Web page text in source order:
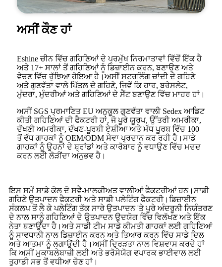
ਅਸੀਂ ਕੌਣ ਹਾਂ
Eshine ਚੀਨ ਵਿੱਚ ਗਹਿਣਿਆਂ ਦੇ ਪ੍ਰਮੁੱਖ ਨਿਰਮਾਤਾਵਾਂ ਵਿੱਚੋਂ ਇੱਕ ਹੈ
ਅਤੇ 17+ ਸਾਲਾਂ ਤੋਂ ਗਹਿਣਿਆਂ ਨੂੰ ਡਿਜ਼ਾਈਨ ਕਰਨ, ਬਣਾਉਣ ਅਤੇ
ਵੇਚਣ ਵਿੱਚ ਰੁੱਝਿਆ ਹੋਇਆ ਹੈ।ਅਸੀਂ ਸਟਰਲਿੰਗ ਚਾਂਦੀ ਦੇ ਗਹਿਣੇ
ਅਤੇ ਗੁਣਵੱਤਾ ਵਾਲੇ ਪਿੱਤਲ ਦੇ ਗਹਿਣੇ, ਜਿਵੇਂ ਕਿ ਹਾਰ, ਬਰੇਸਲੇਟ,
ਮੁੰਦਰਾ, ਮੁੰਦਰੀਆਂ ਅਤੇ ਗਹਿਣਿਆਂ ਦੇ ਸੈੱਟ ਬਣਾਉਣ ਵਿੱਚ ਮਾਹਰ ਹਾਂ।
ਅਸੀਂ SGS ਪ੍ਰਮਾਣਿਤ EU ਅਨੁਕੂਲ ਗੁਣਵੱਤਾ ਵਾਲੀ Sedex ਆਡਿਟ
ਕੀਤੀ ਗਹਿਣਿਆਂ ਦੀ ਫੈਕਟਰੀ ਹਾਂ, ਜੋ ਪੂਰੇ ਯੂਰਪ, ਉੱਤਰੀ ਅਮਰੀਕਾ,
ਦੱਖਣੀ ਅਮਰੀਕਾ, ਦੱਖਣ-ਪੂਰਬੀ ਏਸ਼ੀਆ ਅਤੇ ਮੱਧ ਪੂਰਬ ਵਿੱਚ 100
ਤੋਂ ਵੱਧ ਗਾਹਕਾਂ ਨੂੰ OEM/ODM ਸੇਵਾ ਪ੍ਰਦਾਨ ਕਰ ਰਹੀ ਹੈ।ਸਾਡੇ
ਗਾਹਕਾਂ ਨੂੰ ਉਹਨਾਂ ਦੇ ਬ੍ਰਾਂਡਾਂ ਅਤੇ ਕਾਰੋਬਾਰ ਨੂੰ ਵਧਾਉਣ ਵਿੱਚ ਮਦਦ
ਕਰਨ ਲਈ ਲੋੜੀਂਦਾ ਅਨੁਭਵ ਹੈ।
ਇਸ ਸਮੇਂ ਸਾਡੇ ਕੋਲ ਦੋ ਸਵੈ-ਮਾਲਕੀਅਤ ਵਾਲੀਆਂ ਫੈਕਟਰੀਆਂ ਹਨ।ਸਾਡੀ
ਗਹਿਣੇ ਉਤਪਾਦਨ ਫੈਕਟਰੀ ਅਤੇ ਸਾਡੀ ਪਲੇਟਿੰਗ ਫੈਕਟਰੀ।ਡਿਜ਼ਾਈਨ
ਸੰਕਲਪ ਤੋਂ ਲੈ ਕੇ ਪਲੇਟਿੰਗ ਤੱਕ ਸਾਰੇ ਉਤਪਾਦਨ 'ਤੇ ਪੂਰੇ ਅੰਦਰੂਨੀ ਨਿਯੰਤਰਣ
ਦੇ ਨਾਲ ਸਾਨੂੰ ਗਹਿਣਿਆਂ ਦੇ ਉਤਪਾਦਨ ਉਦਯੋਗ ਵਿੱਚ ਵਿਲੱਖਣ ਅਤੇ ਇੱਕ
ਨੇਤਾ ਬਣਾਉਂਦਾ ਹੈ।ਅਤੇ ਸਾਡੀ ਟੀਮ ਸਾਡੇ ਕੀਮਤੀ ਗਾਹਕਾਂ ਲਈ ਗਹਿਣਿਆਂ
ਨੂੰ ਸਾਵਧਾਨੀ ਨਾਲ ਡਿਜ਼ਾਈਨ ਕਰਨ ਅਤੇ ਤਿਆਰ ਕਰਨ ਵਿੱਚ ਸਾਡੇ ਦਿਲ
ਅਤੇ ਆਤਮਾ ਨੂੰ ਲਗਾਉਂਦੀ ਹੈ।ਅਸੀਂ ਦ੍ਰਿੜਤਾ ਨਾਲ ਵਿਸ਼ਵਾਸ ਕਰਦੇ ਹਾਂ
ਕਿ ਅਸੀਂ ਮੁਕਾਬਲੇਬਾਜ਼ੀ ਲਈ ਅਤੇ ਭਰੋਸੇਯੋਗ ਵਪਾਰਕ ਭਾਈਵਾਲ ਲਈ
ਤੁਹਾਡੀ ਸਭ ਤੋਂ ਵਧੀਆ ਚੋਣ ਹਾਂ।